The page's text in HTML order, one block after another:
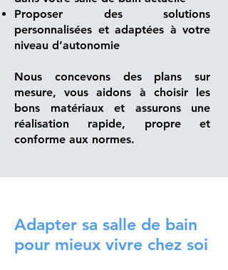
Proposer des solutions
personnalisées et adaptées à votre
niveau d’autonomie
Nous concevons des plans sur
mesure, vous aidons à choisir les
bons matériaux et assurons une
réalisation rapide, propre et
conforme aux normes.
Adapter sa salle de bain
pour mieux vivre chez soi